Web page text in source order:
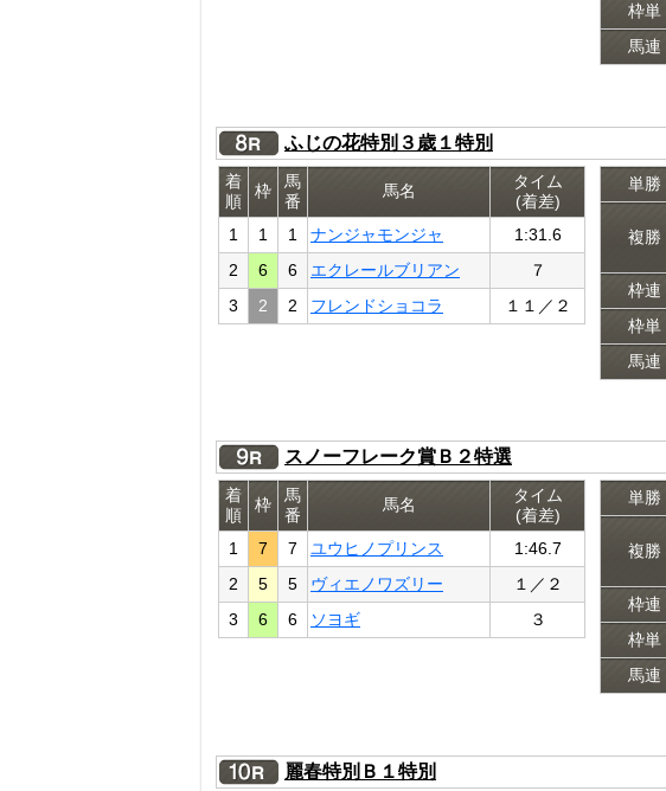
枠単
馬連
ふじの花特別３歳１特別
着
順
枠
馬
番
馬名
タイム
(着差)
1
1 1 ナンジャモンジャ
1:31.6
2
6 6 エクレールブリアン
７
3
2 2 フレンドショコラ １１／２
単勝
複勝
枠連
枠単
馬連
スノーフレーク賞Ｂ２特選
着
順
枠
馬
番
馬名
タイム
(着差)
1
7 7 ユウヒノプリンス
1:46.7
2
5 5 ヴィエノワズリー
１／２
3
6 6 ソヨギ ３
単勝
複勝
枠連
枠単
馬連
麗春特別Ｂ１特別